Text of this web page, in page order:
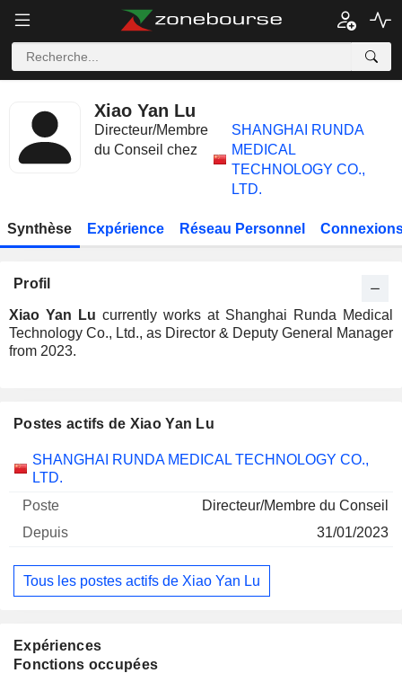
Xiao Yan Lu
Directeur/Membre
du Conseil chez
SHANGHAI RUNDA
MEDICAL
TECHNOLOGY CO.,
LTD.
Synthèse Expérience Réseau Personnel
Profil
Xiao Yan Lu currently works at Shanghai Runda Medical
Technology Co., Ltd., as Director & Deputy General Manager
from 2023.
Postes actifs de Xiao Yan Lu
Sociétés Poste Début
SHANGHAI RUNDA MEDICAL TECHNOLOGY CO.,
LTD.
Directeur/Membre du Conseil
31/01/2023
Tous les postes actifs de Xiao Yan Lu
Expériences
Fonctions occupées